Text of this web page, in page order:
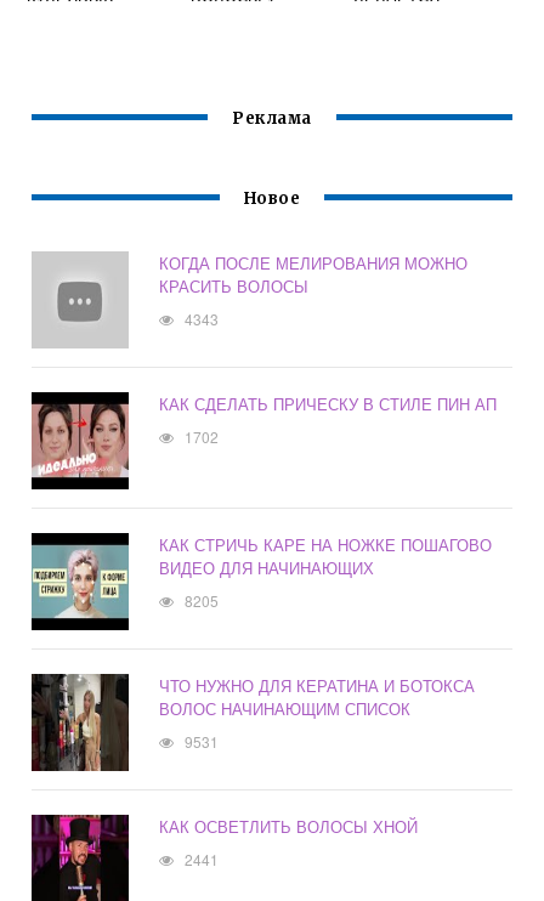
Реклама
Новое
КОГДА ПОСЛЕ МЕЛИРОВАНИЯ МОЖНО
КРАСИТЬ ВОЛОСЫ
4343
КАК СДЕЛАТЬ ПРИЧЕСКУ В СТИЛЕ ПИН АП
1702
КАК СТРИЧЬ КАРЕ НА НОЖКЕ ПОШАГОВО
ВИДЕО ДЛЯ НАЧИНАЮЩИХ
8205
ЧТО НУЖНО ДЛЯ КЕРАТИНА И БОТОКСА
ВОЛОС НАЧИНАЮЩИМ СПИСОК
9531
КАК ОСВЕТЛИТЬ ВОЛОСЫ ХНОЙ
2441